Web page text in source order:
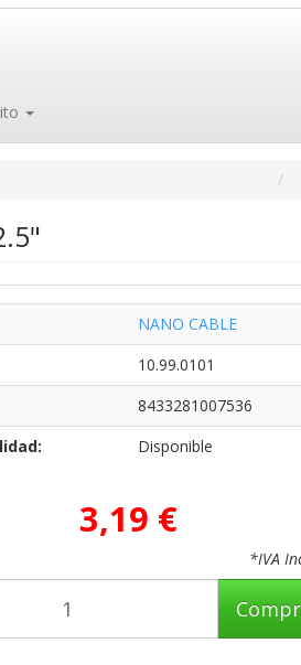
NANO CABLE
10.99.0101
8433281007536
Disponible
3,19 €
*IVA